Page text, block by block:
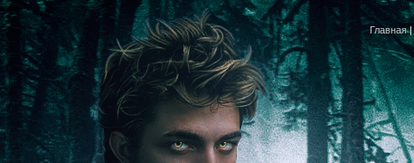
Главная|